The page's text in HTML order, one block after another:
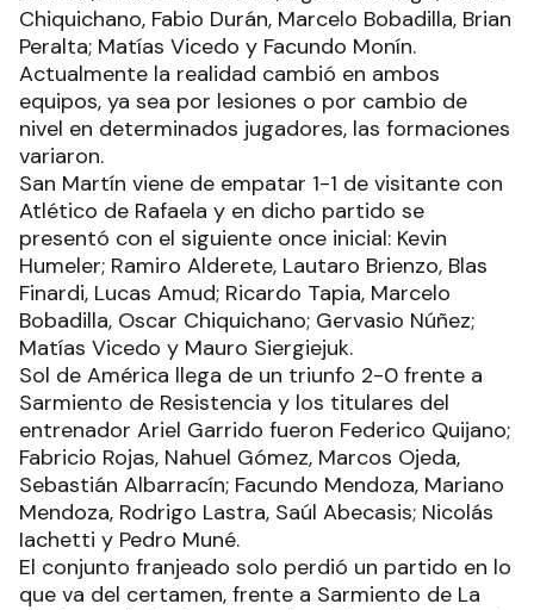
Chiquichano, Fabio Durán, Marcelo Bobadilla, Brian
Peralta; Matías Vicedo y Facundo Monín.
Actualmente la realidad cambió en ambos
equipos, ya sea por lesiones o por cambio de
nivel en determinados jugadores, las formaciones
variaron.
San Martín viene de empatar 1-1 de visitante con
Atlético de Rafaela y en dicho partido se
presentó con el siguiente once inicial: Kevin
Humeler; Ramiro Alderete, Lautaro Brienzo, Blas
Finardi, Lucas Amud; Ricardo Tapia, Marcelo
Bobadilla, Oscar Chiquichano; Gervasio Núñez;
Matías Vicedo y Mauro Siergiejuk.
Sol de América llega de un triunfo 2-0 frente a
Sarmiento de Resistencia y los titulares del
entrenador Ariel Garrido fueron Federico Quijano;
Fabricio Rojas, Nahuel Gómez, Marcos Ojeda,
Sebastián Albarracín; Facundo Mendoza, Mariano
Mendoza, Rodrigo Lastra, Saúl Abecasis; Nicolás
Iachetti y Pedro Muné.
El conjunto franjeado solo perdió un partido en lo
que va del certamen, frente a Sarmiento de La